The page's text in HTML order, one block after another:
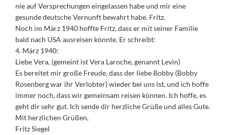
nie auf Versprechungen eingelassen habe und mir eine
gesunde deutsche Vernunft bewahrt habe. Fritz.
Noch im März 1940 hoffte Fritz, dass er mit seiner Familie
bald nach USA ausreisen könnte. Er schreibt:
4. März 1940:
Liebe Vera, (gemeint ist Vera Laroche, genannt Levin)
Es bereitet mir große Freude, dass der liebe Bobby (Bobby
Rosenberg war ihr Verlobter) wieder bei uns ist, und ich hoffe
immer noch, dass wir gemeinsam reisen können. Ich hoffe, es
geht dir sehr gut. Ich sende dir herzliche Grüße und alles Gute.
Mit herzlichen Grüßen,
Fritz Siegel